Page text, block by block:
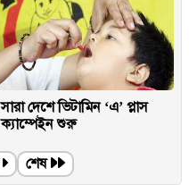
সারা দেশে ভিটামিন ‘এ’ প্লাস
ক্যাম্পেইন শুরু
শেষ